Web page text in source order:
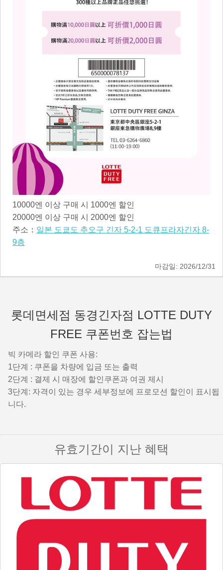
10000엔 이상 구매 시 1000엔 할인
20000엔 이상 구매 시 2000엔 할인
주소： 일본 도쿄도 추오구 긴자 5-2-1 도큐프라자긴자 8-
9층
2026/12/31
롯데면세점 동경긴자점 LOTTE DUTY
FREE 쿠폰번호 잡는법
빅 카메라 할인 쿠폰 사용:
1단계 : 쿠폰을 차량에 입금 또는 출력
2단계 : 결제 시 매장에 할인쿠폰과 여권 제시
3단계: 자격이 있는 경우 세부정보에 프로모션 할인이 표시됩
니다.
유효기간이 지난 혜택